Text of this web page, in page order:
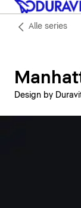
Alle series
Design by